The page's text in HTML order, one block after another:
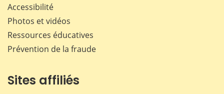
Accessibilité
Photos et vidéos
Ressources éducatives
Prévention de la fraude
Sites affiliés